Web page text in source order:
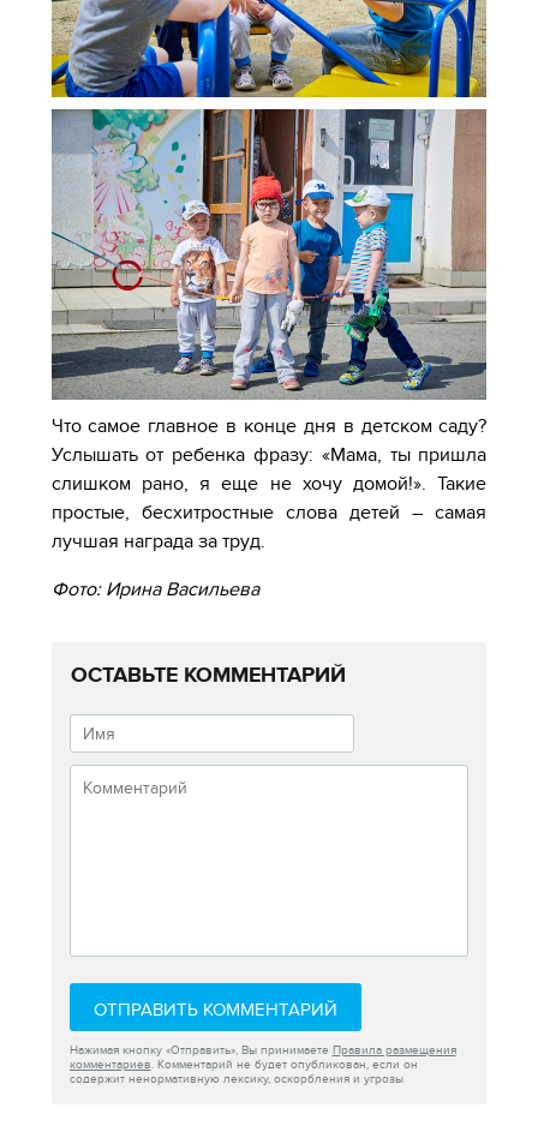
Что самое главное в конце дня в детском саду?
Услышать от ребенка фразу: «Мама, ты пришла
слишком рано, я еще не хочу домой!». Такие
простые, бесхитростные слова детей – самая
лучшая награда за труд.
Фото: Ирина Васильева
ОСТАВЬТЕ КОММЕНТАРИЙ
ОТПРАВИТЬ КОММЕНТАРИЙ
Нажимая кнопку «Отправить», Вы принимаете Правила размещения
комментариев. Комментарий не будет опубликован, если он
содержит ненормативную лексику, оскорбления и угрозы